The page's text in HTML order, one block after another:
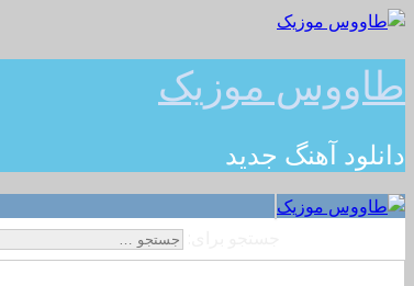
طاووس موزیک
دانلود آهنگ جدید